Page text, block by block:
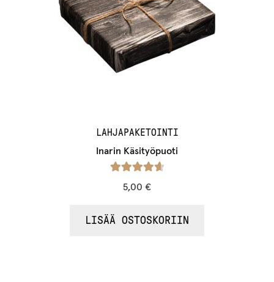
LAHJAPAKETOINTI
Inarin Käsityöpuoti
5,00 €
LISÄÄ OSTOSKORIIN